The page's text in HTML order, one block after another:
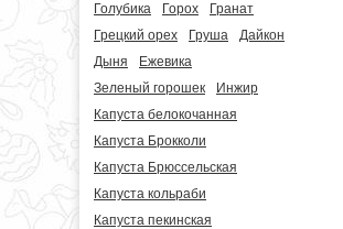
Голубика
Горох
Гранат
Грецкий орех
Груша
Дайкон
Дыня
Ежевика
Зеленый горошек
Инжир
Капуста белокочанная
Капуста Брокколи
Капуста Брюссельская
Капуста кольраби
Капуста пекинская